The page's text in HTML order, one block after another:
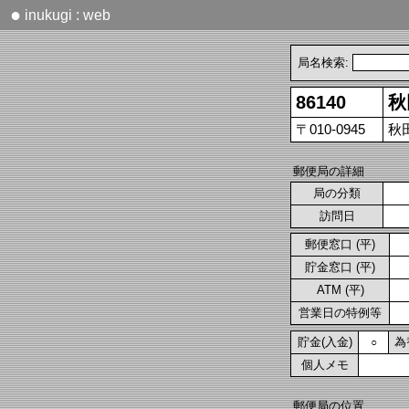
● inukugi : web
局名検索:
86140
〒010-0945 秋
郵便局の詳細
局の分類
訪問日
郵便窓口 (平)
貯金窓口 (平)
ATM (平)
営業日の特例等
貯金(入金) ○
為
個人メモ
郵便局の位置